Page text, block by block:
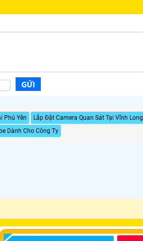
Phú Yên Lắp Đặt Camera Quan Sát Tại Vĩnh Long
Dành Cho Công Ty